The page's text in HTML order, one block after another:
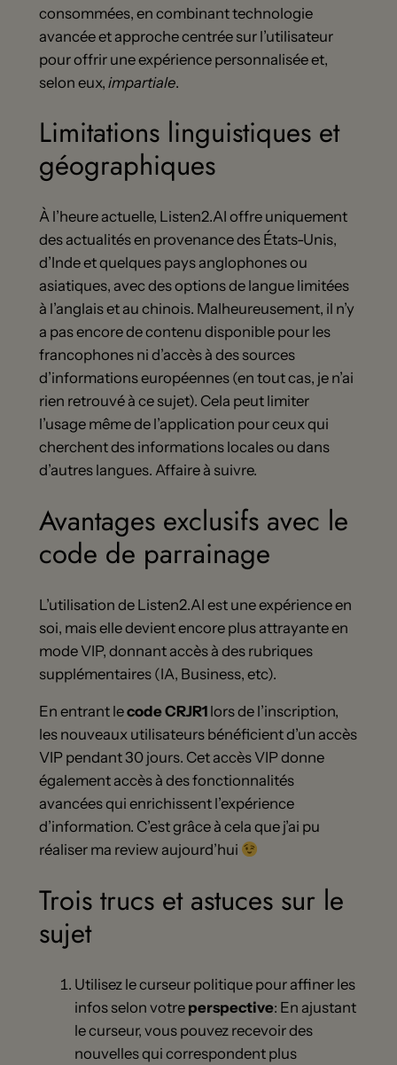
consommées, en combinant technologie
avancée et approche centrée sur l’utilisateur
pour offrir une expérience personnalisée et,
selon eux, impartiale.
Limitations linguistiques et
géographiques
À l’heure actuelle, Listen2.AI offre uniquement
des actualités en provenance des États-Unis,
d’Inde et quelques pays anglophones ou
asiatiques, avec des options de langue limitées
à l’anglais et au chinois. Malheureusement, il n’y
a pas encore de contenu disponible pour les
francophones ni d’accès à des sources
d’informations européennes (en tout cas, je n’ai
rien retrouvé à ce sujet). Cela peut limiter
l’usage même de l’application pour ceux qui
cherchent des informations locales ou dans
d’autres langues. Affaire à suivre.
Avantages exclusifs avec le
code de parrainage
L’utilisation de Listen2.AI est une expérience en
soi, mais elle devient encore plus attrayante en
mode VIP, donnant accès à des rubriques
supplémentaires (IA, Business, etc).
En entrant lecode CRJR1 lors de l’inscription,
les nouveaux utilisateurs bénéficient d’un accès
VIP pendant 30 jours. Cet accès VIP donne
également accès à des fonctionnalités
avancées qui enrichissent l’expérience
d’information. C’est grâce à cela que j’ai pu
réaliser ma review aujourd’hui
Trois trucs et astuces sur le
sujet
Utilisez le curseur politique pour affiner les
infos selon votre perspective: En ajustant
le curseur, vous pouvez recevoir des
nouvelles qui correspondent plus